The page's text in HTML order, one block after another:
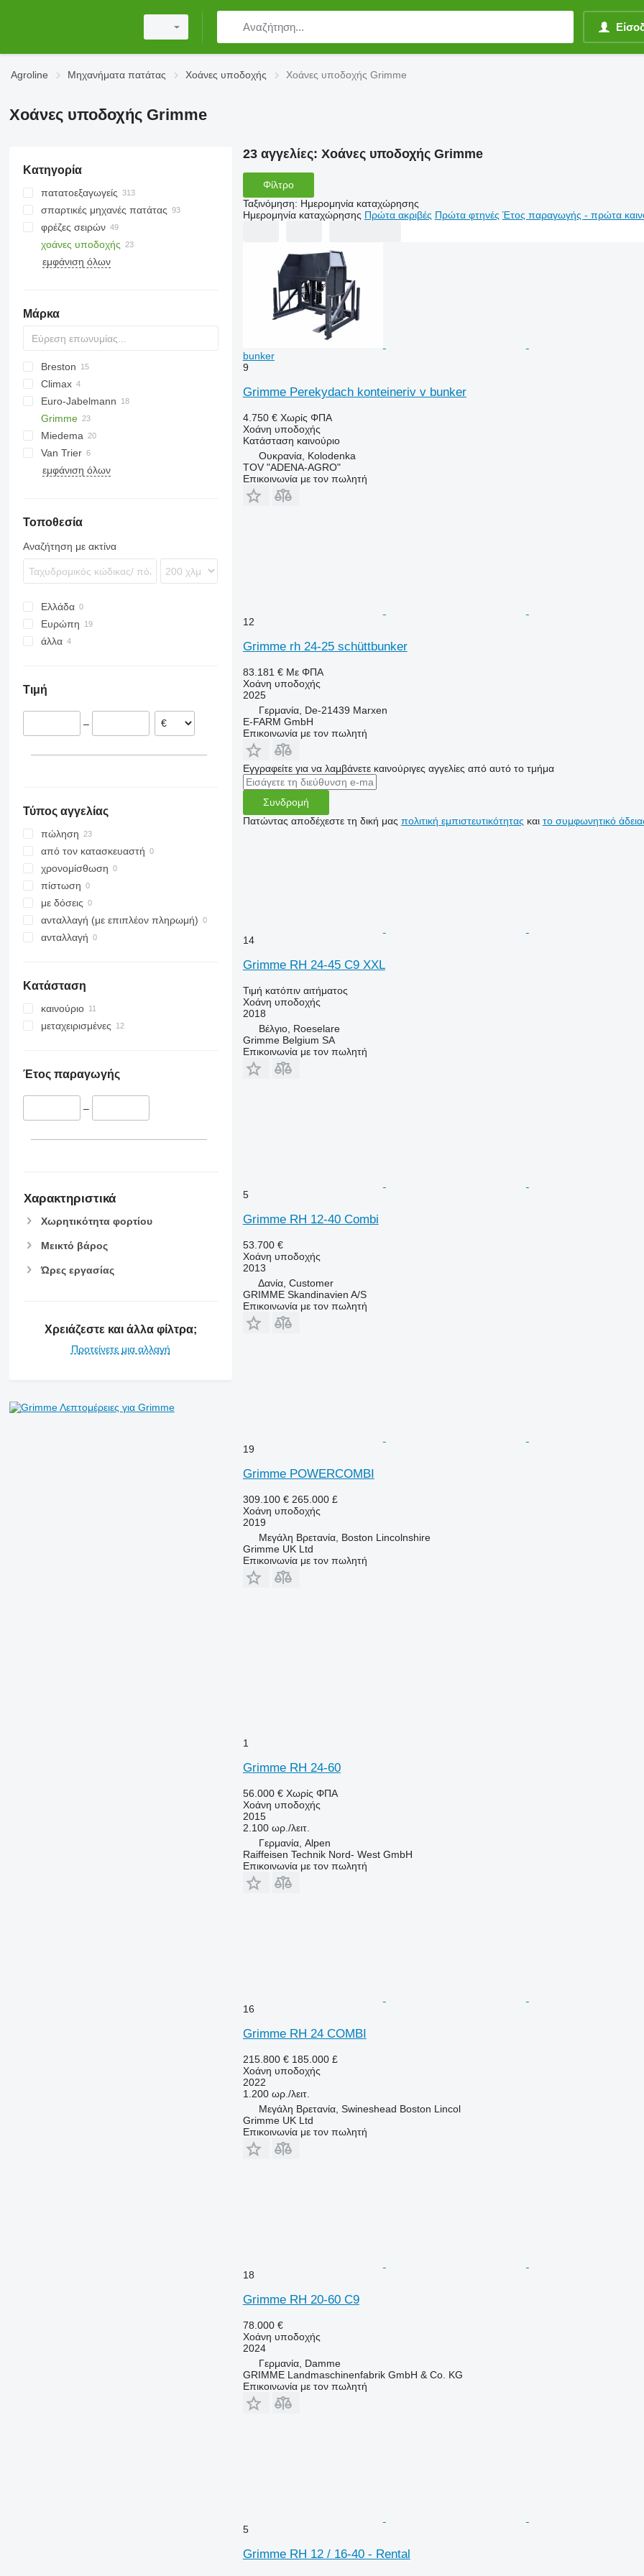
Agroline Μηχανήματα πατάτας Χοάνες υποδοχής Χοάνες υποδοχής Grimme
Χοάνες υποδοχής Grimme
Κατηγορία
πατατοεξαγωγείς
σπαρτικές μηχανές πατάτας
φρέζες σειρών
χοάνες υποδοχής
εμφάνιση όλων
Μάρκα
Breston
Climax
Euro-Jabelmann
Grimme
RH
RH 16
RH 20
Miedema
SB
Keiler
Van Trier
εμφάνιση όλων
Τοποθεσία
Αναζήτηση με ακτίνα
Ελλάδα
Ευρώπη
Βέλγιο
άλλα
Τιμή
–
Τύπος αγγελίας
πώληση
από τον κατασκευαστή
χρονομίσθωση
πίστωση
με δόσεις
ανταλλαγή (με επιπλέον πληρωμή)
ανταλλαγή
Κατάσταση
καινούριο
μεταχειρισμένες
Έτος παραγωγής
–
Χαρακτηριστικά
Χωρητικότητα φορτίου
Μεικτό βάρος
Ώρες εργασίας
Χρειάζεστε και άλλα φίλτρα;
Προτείνετε μια αλλαγή
Λεπτομέρειες για Grimme
23 αγγελίες: Χοάνες υποδοχής Grimme
Φίλτρο
Ταξινόμηση: Ημερομηνία καταχώρησης
Ημερομηνία καταχώρησης Πρώτα ακριβές Πρώτα φτηνές Έτος παραγωγής - πρώτα
bunker
9
Grimme Perekydach konteineriv v bunker
4.750 € Χωρίς ΦΠΑ
Χοάνη υποδοχής
Κατάσταση καινούριο
Ουκρανία, Kolodenka
TOV "ADENA-AGRO"
Επικοινωνία με τον πωλητή
12
Grimme rh 24-25 schüttbunker
83.181 € Με ΦΠΑ
Χοάνη υποδοχής
2025
Γερμανία, De-21439 Marxen
E-FARM GmbH
Επικοινωνία με τον πωλητή
Εγγραφείτε για να λαμβάνετε καινούριγες αγγελίες από αυτό το τμήμα
Συνδρομή
Πατώντας αποδέχεστε τη δική μας πολιτική εμπιστευτικότητας και το συμφωνητικό
14
Grimme RH 24-45 C9 XXL
Τιμή κατόπιν αιτήματος
Χοάνη υποδοχής
2018
Βέλγιο, Roeselare
Grimme Belgium SA
Επικοινωνία με τον πωλητή
5
Grimme RH 12-40 Combi
53.700 €
Χοάνη υποδοχής
2013
Δανία, Customer
GRIMME Skandinavien A/S
Επικοινωνία με τον πωλητή
19
Grimme POWERCOMBI
309.100 € 265.000 £
Χοάνη υποδοχής
2019
Μεγάλη Βρετανία, Boston Lincolnshire
Grimme UK Ltd
Επικοινωνία με τον πωλητή
1
Grimme RH 24-60
56.000 € Χωρίς ΦΠΑ
Χοάνη υποδοχής
2015
2.100 ωρ./λειτ.
Γερμανία, Alpen
Raiffeisen Technik Nord- West GmbH
Επικοινωνία με τον πωλητή
16
Grimme RH 24 COMBI
215.800 € 185.000 £
Χοάνη υποδοχής
2022
1.200 ωρ./λειτ.
Μεγάλη Βρετανία, Swineshead Boston Lincol
Grimme UK Ltd
Επικοινωνία με τον πωλητή
18
Grimme RH 20-60 C9
78.000 €
Χοάνη υποδοχής
2024
Γερμανία, Damme
GRIMME Landmaschinenfabrik GmbH & Co. KG
Επικοινωνία με τον πωλητή
5
Grimme RH 12 / 16-40 - Rental